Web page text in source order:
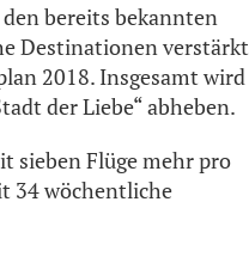
bereits bekannten
Destinationen verstärkt
2018. Insgesamt wird
der Liebe“ abheben.
sieben Flüge mehr pro
34 wöchentliche